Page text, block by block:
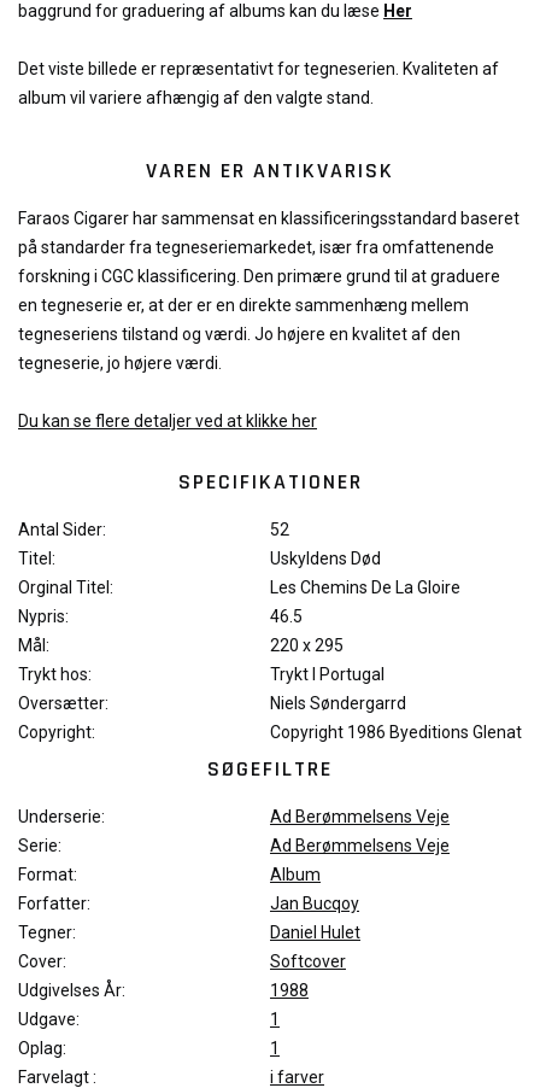
baggrund for graduering af albums kan du læse Her
Det viste billede er repræsentativt for tegneserien. Kvaliteten af
album vil variere afhængig af den valgte stand.
VAREN ER ANTIKVARISK
Faraos Cigarer har sammensat en klassificeringsstandard baseret
på standarder fra tegneseriemarkedet, især fra omfattenende
forskning i CGC klassificering. Den primære grund til at graduere
en tegneserie er, at der er en direkte sammenhæng mellem
tegneseriens tilstand og værdi. Jo højere en kvalitet af den
tegneserie, jo højere værdi.
Du kan se flere detaljer ved at klikke her
SPECIFIKATIONER
Antal Sider:
52
Titel:
Uskyldens Død
Orginal Titel:
Les Chemins De La Gloire
Nypris:
46.5
Mål:
220 x 295
Trykt hos:
Trykt I Portugal
Oversætter:
Niels Søndergarrd
Copyright:
Copyright 1986 Byeditions Glenat
SØGEFILTRE
Underserie:
Ad Berømmelsens Veje
Serie:
Ad Berømmelsens Veje
Format:
Album
Forfatter:
Jan Bucqoy
Tegner:
Daniel Hulet
Cover:
Softcover
Udgivelses År:
1988
Udgave:
1
Oplag:
1
Farvelagt :
i farver